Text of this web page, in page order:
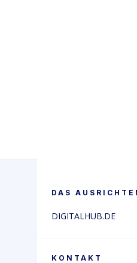
DAS
DIGITALHUB.DE
KONTAKT